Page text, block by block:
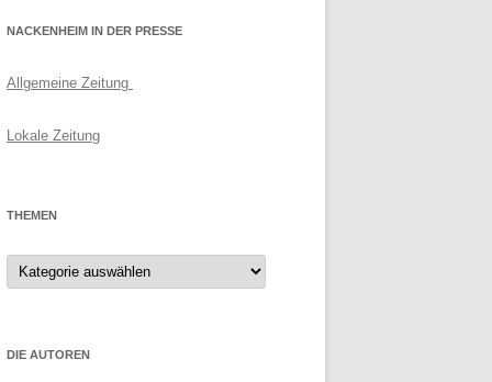
NACKENHEIM IN DER PRESSE
Allgemeine Zeitung
Lokale Zeitung
THEMEN
Themen
DIE AUTOREN